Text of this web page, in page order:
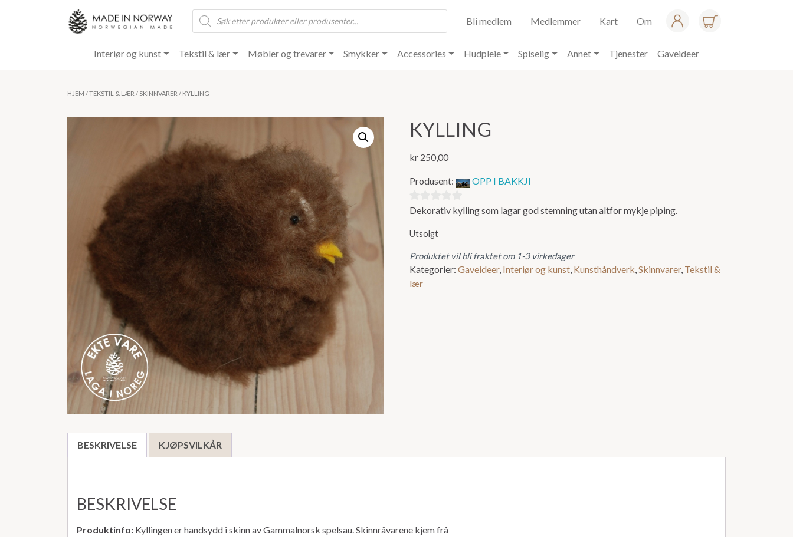
Products
search
Bli medlem Medlemmer Kart Om
Interiør og kunst Tekstil & lær Møbler og trevarer Smykker Accessories Hudpleie Spiselig Annet Tjenester Gaveideer
HJEM /TEKSTIL & LÆR / SKINNVARER / KYLLING
KYLLING
kr 250,00
Produsent: OPP I BAKKJI
0
av
5
Dekorativ kylling som lagar god stemning utan altfor mykje piping.
Utsolgt
Produktet vil bli fraktet om 1-3 virkedager
Kategorier:Gaveideer, Interiør og kunst, Kunsthåndverk,Skinnvarer, Tekstil &
lær
BESKRIVELSE KJØPSVILKÅR
BESKRIVELSE
Produktinfo: Kyllingen er handsydd i skinn av Gammalnorsk spelsau. Skinnråvarene kjem frå